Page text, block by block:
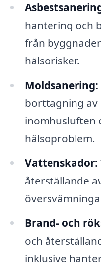
hantering och
från
hälsorisker.
Moldsanering:
borttagning av
inomhusluften
hälsoproblem.
Vattenskador:
återställande
Brand- och
och
inklusive